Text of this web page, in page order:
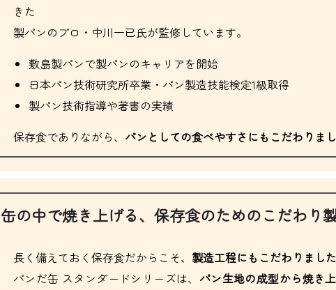
きた
製パンのプロ・中川一已氏が監修しています。
敷島製パンで製パンのキャリアを開始
日本パン技術研究所卒業・パン製造技能検定1級取得
製パン技術指導や著書の実績
保存食でありながら、 パンとしての食べやすさにもこだわりまし
缶の中で焼き上げる、保存食のためのこだわり
長く備えておく保存食だからこそ、 製造工程にもこだわりました
パンだ缶 スタンダードシリーズは、 パン生地の成型から焼き